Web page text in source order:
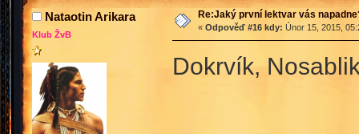
Nataotin Arikara
Klub ŽvB
Re:Jaký první lektvar vás
« Odpověď #16 kdy: Únor 15, 2015,
Dokrvík,